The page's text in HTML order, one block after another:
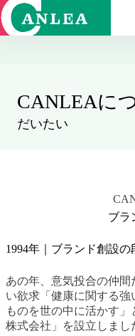
コ
ン
テ
CANLEAに
だいたい
ブラ
1994年｜ブランド創設の
あの年、意気投合の仲
い欲求「健康に関する
ものを世の中に活かす
株式会社」を設立しまし